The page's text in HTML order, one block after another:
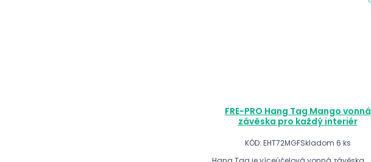
FRE-PRO Hang Tag Mango vonná
závěska pro každý interiér
KÓD: EHT72MGFSkladom 6 ks